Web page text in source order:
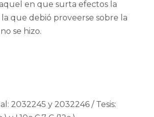
en que surta efectos la
que debió proveerse sobre la
se hizo.
2032245 y 2032246 / Tesis: